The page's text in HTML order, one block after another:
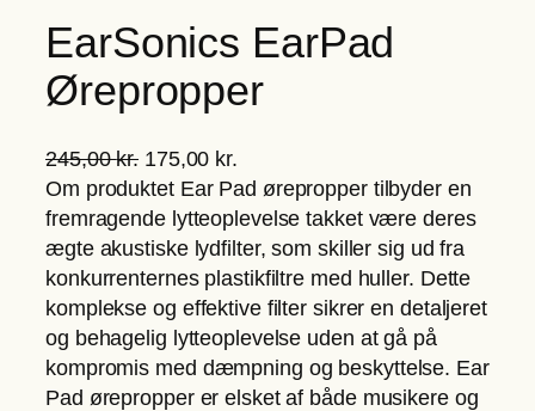
EarSonics EarPad
Ørepropper
245,00kr. D
e
n
o
p
r
i
n
d
175,00 kr.
e
n
a
k
t
u
e
l
Om produktet Ear Pad ørepropper tilbyder en
fremragende lytteoplevelse takket være deres
ægte akustiske lydfilter, som skiller sig ud fra
konkurrenternes plastikfiltre med huller. Dette
komplekse og effektive filter sikrer en detaljeret
og behagelig lytteoplevelse uden at gå på
kompromis med dæmpning og beskyttelse. Ear
Pad ørepropper er elsket af både musikere og